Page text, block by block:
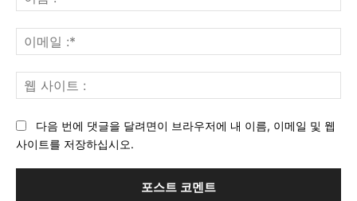
:
름
:*
메
일
사
다음 번에 댓글을 달려면이 브라우저에 내 이름, 이메일 및 웹
사이트를 저장하십시오.